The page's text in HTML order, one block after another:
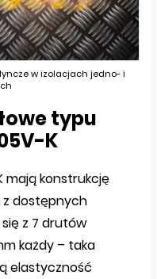
w izolacjach jedno- i
typu
K
mają konstrukcję
z dostępnych
się z 7 drutów
każdy – taka
elastyczność